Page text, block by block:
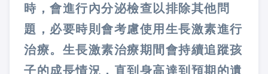
時，會進行內分泌檢查以排除其他問
題，必要時則會考慮使用生長激素進行
治療。生長激素治療期間會持續追蹤孩
子的成長情況，直到身高達到預期的遺